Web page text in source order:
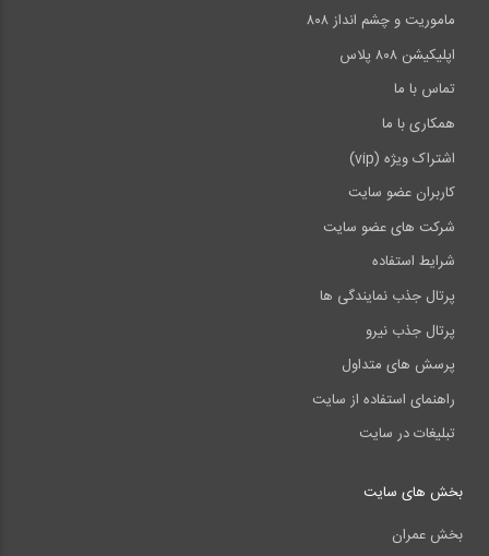
ماموریت و چشم انداز ۸۰۸
اپلیکیشن ۸۰۸ پلاس
تماس با ما
همکاری با ما
اشتراک ویژه (vip)
کاربران عضو سایت
شرکت های عضو سایت
شرایط استفاده
پرتال جذب نمایندگی ها
پرتال جذب نیرو
پرسش های متداول
راهنمای استفاده از سایت
تبلیغات در سایت
بخش های سایت
بخش عمران